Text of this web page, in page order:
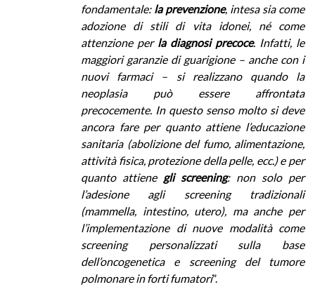
fondamentale: la prevenzione, intesa sia come
adozione di stili di vita idonei, né come
attenzione per la diagnosi precoce. Infatti, le
maggiori garanzie di guarigione – anche con i
nuovi farmaci – si realizzano quando la
neoplasia può essere affrontata
precocemente. In questo senso molto si deve
ancora fare per quanto attiene l’educazione
sanitaria (abolizione del fumo, alimentazione,
attività fisica, protezione della pelle, ecc.) e per
quanto attiene gli screening: non solo per
l’adesione agli screening tradizionali
(mammella, intestino, utero), ma anche per
l’implementazione di nuove modalità come
screening personalizzati sulla base
dell’oncogenetica e screening del tumore
polmonare in forti fumatori”.